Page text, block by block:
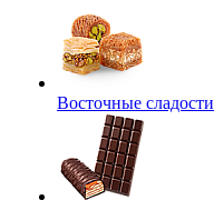
Восточные сладости